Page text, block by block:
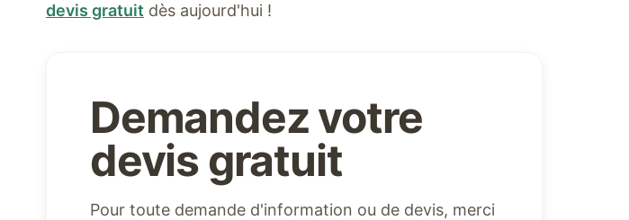
devis gratuit dès aujourd'hui !
Demandez votre
devis gratuit
Pour toute demande d'information ou de devis, merci